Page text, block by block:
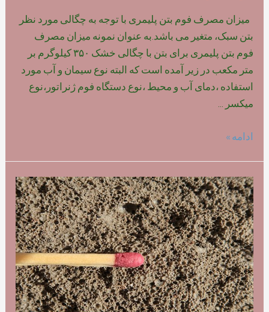
میزان مصرف فوم بتن پلیمری با توجه به چگالی مورد نظر
بتن سبک، متغیر می باشد.به عنوان نمونه میزان مصرف
فوم بتن پلیمری برای بتن با چگالی خشک ۳۵۰ کیلوگرم بر
متر مکعب در زیر آمده است که البته نوع سیمان و آب مورد
استفاده ،دمای آب و محیط ،نوع دستگاه فوم ژنراتور،نوع
میکسر …
میزان
مصرف
فوم
بتن
پلیمری
ادامه »